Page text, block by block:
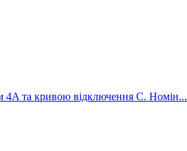
та кривою відключення C. Номін...